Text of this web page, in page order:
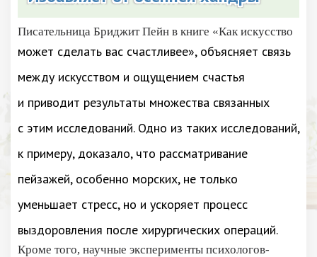
Писательница Бриджит Пейн в книге «Как искусство
может сделать вас счастливее», объясняет связь
между искусством и ощущением счастья
и приводит результаты множества связанных
с этим исследований. Одно из таких исследований,
к примеру, доказало, что рассматривание
пейзажей, особенно морских, не только
уменьшает стресс, но и ускоряет процесс
выздоровления после хирургических операций.
Кроме того, научные эксперименты психологов-